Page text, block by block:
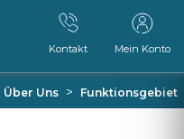
Mein Konto
Kontakt
Über Uns > Funktionsgebiet